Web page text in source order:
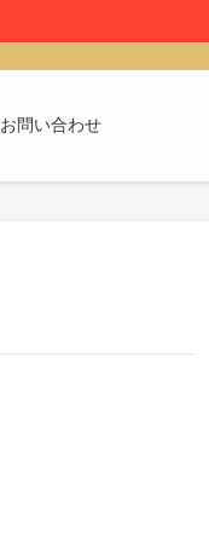
お問い合わせ